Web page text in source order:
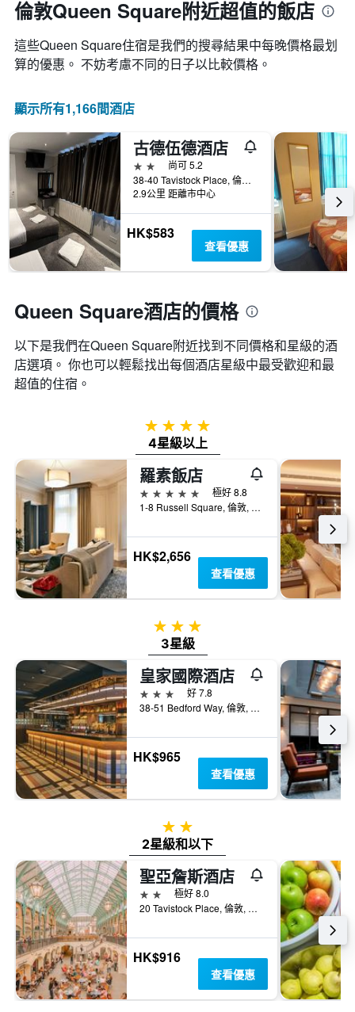
倫敦Queen Square附近超值的飯店
這些Queen Square​住宿是我們的搜尋結果中每晚價格最划
算的優惠。 不妨考慮不同的日子以比較價格。
顯示所有1,166間酒店
古德伍德酒店
2星級
尚可 5.2
38-40 Tavistock Place, 倫敦, 英國
2.9公里 距離市中心
HK$583
查看優惠
Queen Square酒店的價格
以下是我們在Queen Square​附近找到不同價格和星級的酒
店選項。 你也可以輕鬆找出每個酒店星級中最受歡迎和最
超值的住宿。
4星級
4星級以上
羅素飯店
5星級
極好 8.8
1-8 Russell Square, 倫敦, 英國
HK$2,656
查看優惠
3星級
3星級
皇家國際酒店
3星級
好 7.8
38-51 Bedford Way, 倫敦, 英國
HK$965
查看優惠
2星級
2星級和以下
聖亞詹斯酒店
2星級
極好 8.0
20 Tavistock Place, 倫敦, 英國
HK$916
查看優惠